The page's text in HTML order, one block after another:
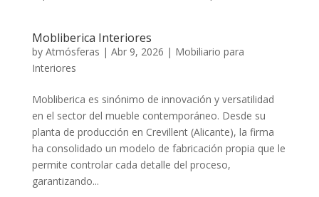
Mobliberica Interiores
by Atmósferas | Abr 9, 2026 | Mobiliario para
Interiores
Mobliberica es sinónimo de innovación y versatilidad
en el sector del mueble contemporáneo. Desde su
planta de producción en Crevillent (Alicante), la firma
ha consolidado un modelo de fabricación propia que le
permite controlar cada detalle del proceso,
garantizando...